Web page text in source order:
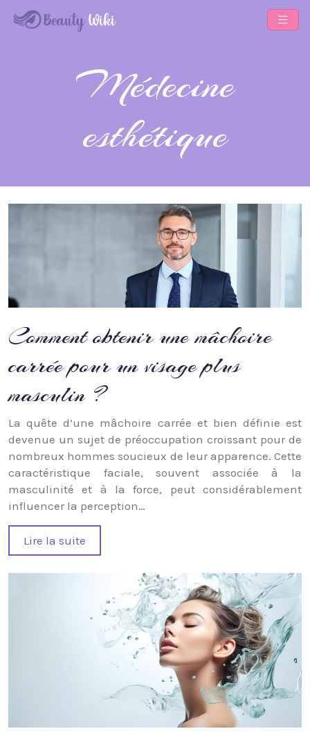
Médecine
esthétique
Comment obtenir une mâchoire
carrée pour un visage plus
masculin ?
La quête d’une mâchoire carrée et bien définie est
devenue un sujet de préoccupation croissant pour de
nombreux hommes soucieux de leur apparence. Cette
caractéristique faciale, souvent associée à la
masculinité et à la force, peut considérablement
influencer la perception…
Lire la suite